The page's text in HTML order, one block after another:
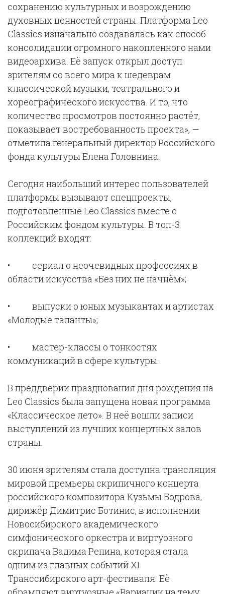
сохранению культурных и возрождению
духовных ценностей страны. Платформа Leo
Classics изначально создавалась как способ
консолидации огромного накопленного нами
видеоархива. Её запуск открыл доступ
зрителям со всего мира к шедеврам
классической музыки, театрального и
хореографического искусства. И то, что
количество просмотров постоянно растёт,
показывает востребованность проекта», —
отметила генеральный директор Российского
фонда культуры Елена Головнина.
Сегодня наибольший интерес пользователей
платформы вызывают спецпроекты,
подготовленные Leo Classics вместе с
Российским фондом культуры. В топ-3
коллекций входят:
• сериал о неочевидных профессиях в
области искусства «Без них не начнём»;
• выпуски о юных музыкантах и артистах
«Молодые таланты»;
• мастер-классы о тонкостях
коммуникаций в сфере культуры.
В преддверии празднования дня рождения на
Leo Classics была запущена новая программа
«Классическое лето». В неё вошли записи
выступлений из лучших концертных залов
страны.
30 июня зрителям стала доступна трансляция
мировой премьеры скрипичного концерта
российского композитора Кузьмы Бодрова,
дирижёр Димитрис Ботинис, в исполнении
Новосибирского академического
симфонического оркестра и виртуозного
скрипача Вадима Репина, которая стала
одним из главных событий XI
Транссибирского арт-фестиваля. Её